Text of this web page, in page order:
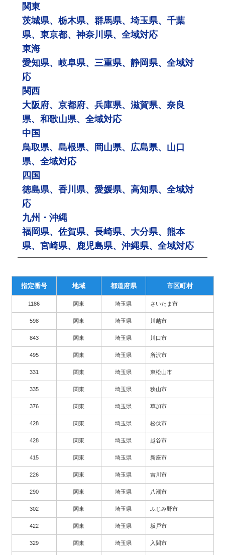
関東
茨城県、栃木県、群馬県、埼玉県、千葉
県、東京都、神奈川県、全域対応
東海
愛知県、岐阜県、三重県、静岡県、全域対
応
関西
大阪府、京都府、兵庫県、滋賀県、奈良
県、和歌山県、全域対応
中国
鳥取県、島根県、岡山県、広島県、山口
県、全域対応
四国
徳島県、香川県、愛媛県、高知県、全域対
応
九州・沖縄
福岡県、佐賀県、長崎県、大分県、熊本
県、宮崎県、鹿児島県、沖縄県、全域対応
指定番号 地域 都道府県 市区町村
1186 関東 埼玉県 さいたま市
598 関東 埼玉県 川越市
843 関東 埼玉県 川口市
495 関東 埼玉県 所沢市
331 関東 埼玉県 東松山市
335 関東 埼玉県 狭山市
376 関東 埼玉県 草加市
428 関東 埼玉県 松伏市
428 関東 埼玉県 越谷市
415 関東 埼玉県 新座市
226 関東 埼玉県 吉川市
290 関東 埼玉県 八潮市
302 関東 埼玉県 ふじみ野市
422 関東 埼玉県 坂戸市
329 関東 埼玉県 入間市